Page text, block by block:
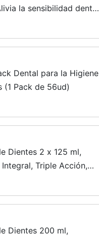
la sensibilidad dental
Dental para la Higiene
(1 Pack de 56ud)
Dientes 2 x 125 ml,
Triple Acción,
Dientes 200 ml,